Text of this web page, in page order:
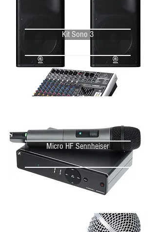
Kit Sono 3
Micro HF Sennheiser